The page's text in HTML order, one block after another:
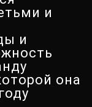
и
и
она